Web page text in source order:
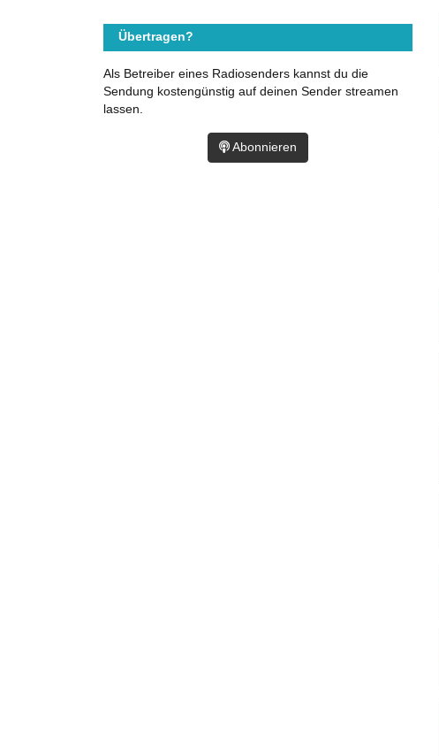
Übertragen?
Als Betreiber eines Radiosenders kannst du die
Sendung kostengünstig auf deinen Sender streamen
lassen.
Abonnieren